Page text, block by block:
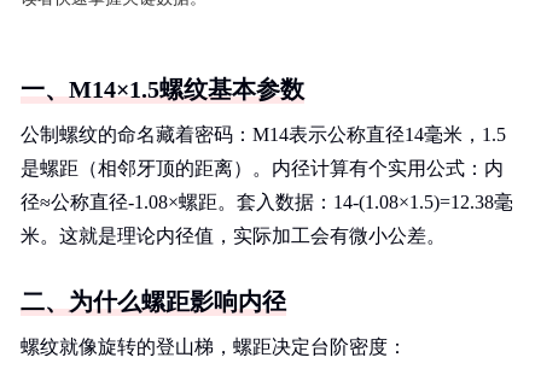
一、M14×1.5螺纹基本参数
公制螺纹的命名藏着密码：M14表示公称直径14毫米，1.5
是螺距（相邻牙顶的距离）。内径计算有个实用公式：内
径≈公称直径-1.08×螺距。套入数据：14-(1.08×1.5)=12.38毫
米。这就是理论内径值，实际加工会有微小公差。
二、为什么螺距影响内径
螺纹就像旋转的登山梯，螺距决定台阶密度：